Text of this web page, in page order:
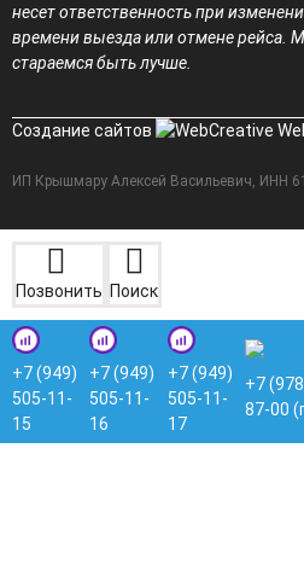
несет ответственность при
времени выезда или отмене рейса.
стараемся быть лучше.
Создание сайтов
ИП Крышмару Алексей Васильевич, ИНН
Позвонить Поиск
+7 (949)
505-11-
15
+7 (949)
505-11-
16
+7 (949)
505-11-
17
+7
87-00